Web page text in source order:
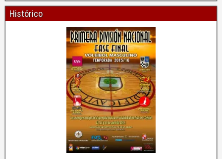
Histórico